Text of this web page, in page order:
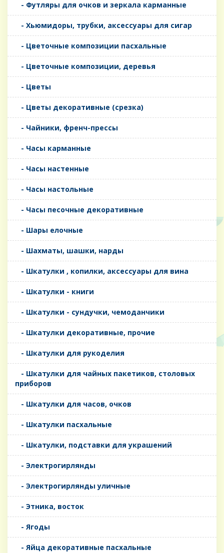
- Футляры для очков и зеркала карманные
- Хьюмидоры, трубки, аксессуары для сигар
- Цветочные композиции пасхальные
- Цветочные композиции, деревья
- Цветы
- Цветы декоративные (срезка)
- Чайники, френч-прессы
- Часы карманные
- Часы настенные
- Часы настольные
- Часы песочные декоративные
- Шары елочные
- Шахматы, шашки, нарды
- Шкатулки , копилки, аксессуары для вина
- Шкатулки - книги
- Шкатулки - сундучки, чемоданчики
- Шкатулки декоративные, прочие
- Шкатулки для рукоделия
- Шкатулки для чайных пакетиков, столовых
приборов
- Шкатулки для часов, очков
- Шкатулки пасхальные
- Шкатулки, подставки для украшений
- Электрогирлянды
- Электрогирлянды уличные
- Этника, восток
- Ягоды
- Яйца декоративные пасхальные